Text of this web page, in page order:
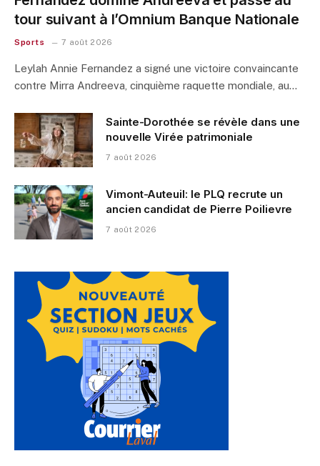
tour suivant à l’Omnium Banque Nationale
Sports 7 août 2026
Leylah Annie Fernandez a signé une victoire convaincante
contre Mirra Andreeva, cinquième raquette mondiale, au…
Sainte-Dorothée se révèle dans une
nouvelle Virée patrimoniale
7 août 2026
Vimont-Auteuil: le PLQ recrute un
ancien candidat de Pierre Poilievre
7 août 2026